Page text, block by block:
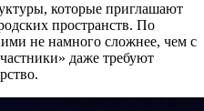
которые приглашают
пространств. По
не намного сложнее, чем с
даже требуют